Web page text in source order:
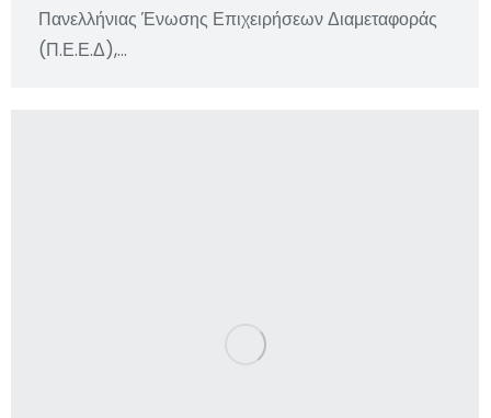
Πανελλήνιας Ένωσης Επιχειρήσεων Διαμεταφοράς
(Π.Ε.Ε.Δ),…